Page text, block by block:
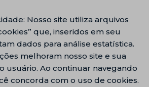
Nosso site utiliza arquivos
que, inseridos em seu
dados para análise estatística.
melhoram nosso site e sua
usuário. Ao continuar navegando
concorda com o uso de cookies.